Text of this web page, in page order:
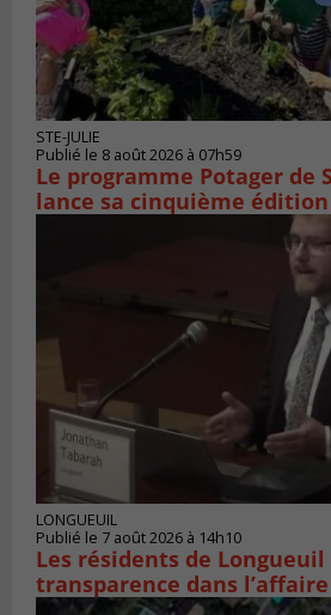
STE-JULIE
Publié le 8 août 2026 à 07h59
Le programme Potager de
lance sa cinquième édition
LONGUEUIL
Publié le 7 août 2026 à 14h10
Les résidents de
transparence dans